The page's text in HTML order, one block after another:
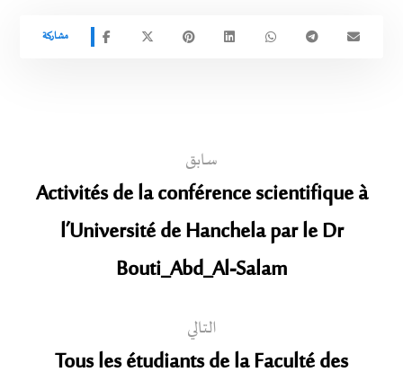
سابق
Activités de la conférence scientifique à
l’Université de Hanchela par le Dr
Bouti_Abd_Al-Salam
التالي
Tous les étudiants de la Faculté des